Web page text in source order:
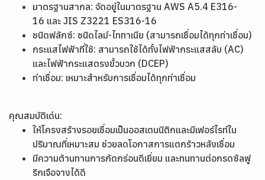
มาตรฐานสากล: จัดอยู่ในมาตรฐาน AWS A5.4 E316-
16 และ JIS Z3221 ES316-16
ชนิดฟลักซ์: ชนิดไลม์-ไททาเนีย (สามารถเชื่อมได้ทุกท่าเชื่อม)
กระแสไฟฟ้าที่ใช้: สามารถใช้ได้ทั้งไฟฟ้ากระแสสลับ (AC)
และไฟฟ้ากระแสตรงขั้วบวก (DCEP)
ท่าเชื่อม: เหมาะสำหรับการเชื่อมได้ทุกท่าเชื่อม
คุณสมบัติเด่น:
ให้โครงสร้างรอยเชื่อมเป็นออสเตนนิติกและมีเฟอร์ไรท์ใน
ปริมาณที่เหมาะสม ช่วยลดโอกาสการแตกร้าวหลังเชื่อม
มีความต้านทานการกัดกร่อนดีเยี่ยม และทนทานต่อกรดซัลฟู
ริกเจือจางได้ดี